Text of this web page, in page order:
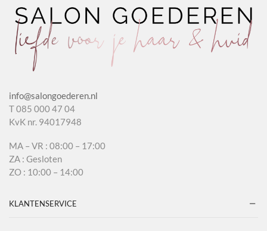
info@salongoederen.nl
T 085 000 47 04
KvK nr. 94017948
MA – VR : 08:00 – 17:00
ZA : Gesloten
ZO : 10:00 – 14:00
KLANTENSERVICE